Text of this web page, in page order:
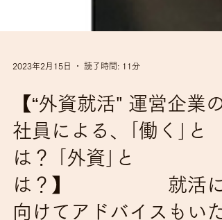
【“外資就活" 運営企業の
社員による、｢働く｣と
は？ ｢外資｣と
は？】 就活に